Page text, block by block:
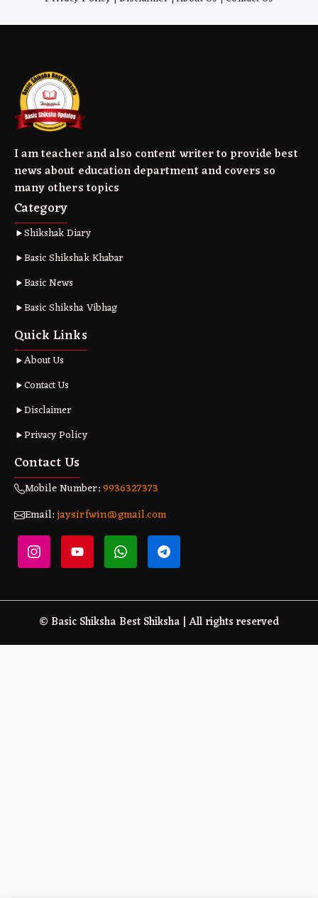
I am teacher and also content writer to provide best
news about education department and covers so
many others topics
Category
Shikshak Diary
Basic Shikshak Khabar
Basic News
Basic Shiksha Vibhag
Quick Links
About Us
Contact Us
Disclaimer
Privacy Policy
Contact Us
Mobile Number:9936327373
Email:jaysirfwin@gmail.com
© Basic Shiksha Best Shiksha | All rights reserved